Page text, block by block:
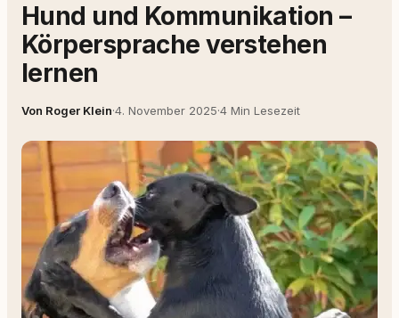
Hund und Kommunikation –
Körpersprache verstehen
lernen
Von Roger Klein·4. November 2025·4 Min Lesezeit